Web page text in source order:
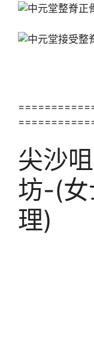
尖沙
坊-(女
理)